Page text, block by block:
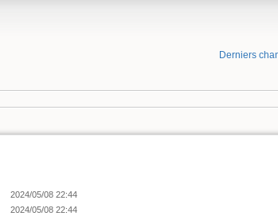
Derniers
2024/05/08 22:44
2024/05/08 22:44